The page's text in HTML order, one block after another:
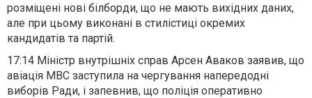
розміщені нові білборди, що не мають вихідних даних,
але при цьому виконані в стилістиці окремих
кандидатів та партій.
17:14 Міністр внутрішніх справ Арсен Аваков заявив, що
авіація МВС заступила на чергування напередодні
виборів Ради, і запевнив, що поліція оперативно